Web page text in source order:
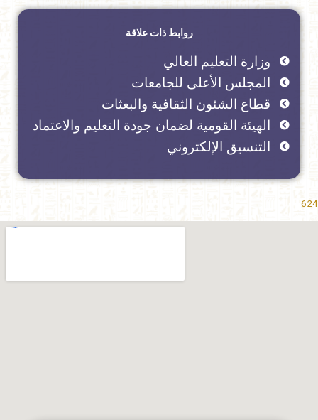
روابط ذات علاقة
وزارة التعليم العالي
المجلس الأعلى للجامعات
قطاع الشئون الثقافية والبعثات
الهيئة القومية لضمان جودة التعليم والاعتماد
التنسيق الإلكتروني
624